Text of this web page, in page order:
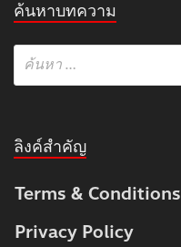
ค้นหาบทความ
ลิงค์สำคัญ
Terms & Conditions
Privacy Policy